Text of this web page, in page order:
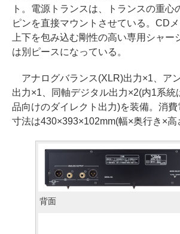
ト。電源トランスは、トランスの重心
ピンを直接マウントさせている。CD
上下を包み込む剛性の高い専用シャー
は別ピースになっている。
アナログバランス(XLR)出力×1、ア
出力×1、同軸デジタル出力×2(内1系統
品向けのダイレクト出力)を装備。消
寸法は430×393×102mm(幅×奥行き×高
背面